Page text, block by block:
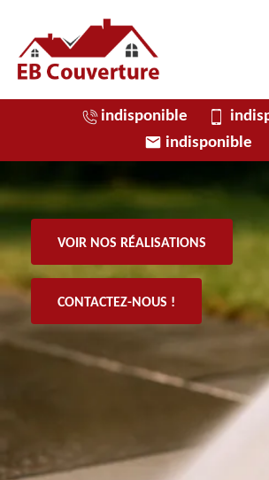
indisponible
indisponible
VOIR NOS RÉALISATIONS
CONTACTEZ-NOUS !